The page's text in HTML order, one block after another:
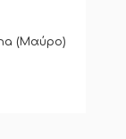
(Μαύρο)